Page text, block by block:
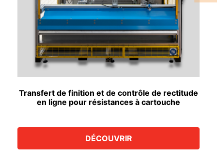
Transfert de finition et de contrôle de rectitude
en ligne pour résistances à cartouche
DÉCOUVRIR